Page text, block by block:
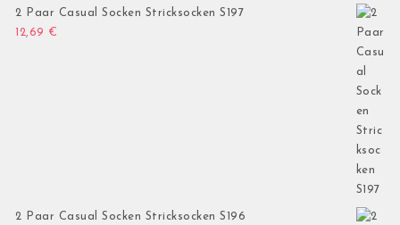
2 Paar Casual Socken Stricksocken S197
12,69 €
2 Paar Casual Socken Stricksocken S196